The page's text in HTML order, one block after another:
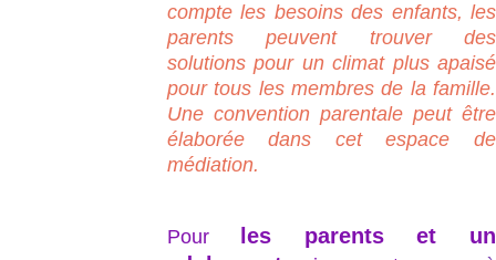
compte les besoins des enfants, les
parents peuvent trouver des
solutions pour un climat plus apaisé
pour tous les membres de la famille.
Une convention parentale peut être
élaborée dans cet espace de
médiation.
Pour
les parents et un